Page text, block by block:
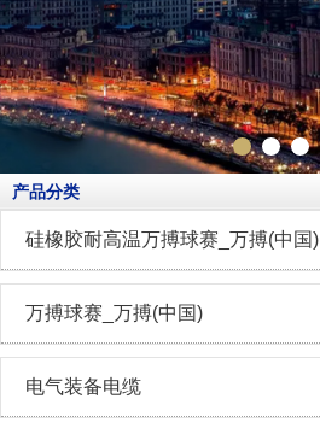
产品分类
硅橡胶耐高温万搏球赛_万搏(中国)
万搏球赛_万搏(中国)
电气装备电缆